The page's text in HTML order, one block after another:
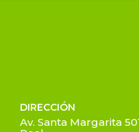
DIRECCIÓN
Av. Santa Margarita